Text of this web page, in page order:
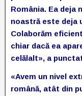
România. Ea deja
noastră este deja
Colaborăm
chiar dacă ea
celălalt», a
«Avem un nivel
română, atât din